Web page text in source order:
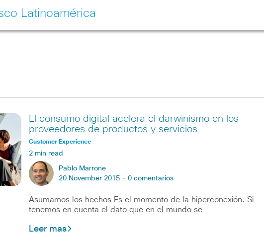
Latinoamérica
El consumo digital acelera el darwinismo en los
proveedores de productos y servicios
Customer Experience
2 min read
Pablo Marrone
20 November 2015 - 0 comentarios
Asumamos los hechos Es el momento de la hiperconexión. Si
tenemos en cuenta el dato que en el mundo se
Leer mas